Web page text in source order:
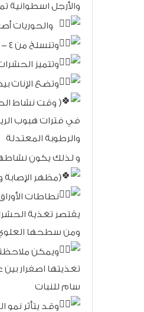
والأرجل اسطوانية
والحوريات
وتنسلخ من ٤ - ٥ مرات لتصل إلى طور الحشرة الكاملة
وتتميز
وتضع الإناث
( وقت نشاط
والرطوبة المعتدلة
و لذلك يكون
(مظهر الإصابة
نطاطات
يقتصر تغذية
ومن سطحها
ويمكن
تغذيتها اصفرار
سام للنبات
وقد يتأثر